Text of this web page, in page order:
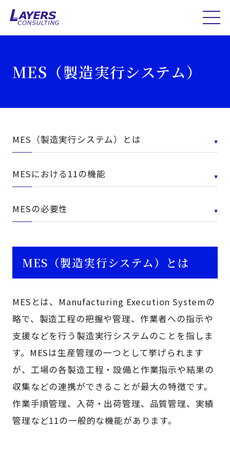
MES（製造実行システム）
MES（製造実行システム）とは
MESにおける11の機能
MESの必要性
MES（製造実行システム）とは
MESとは、Manufacturing Execution Systemの
略で、製造工程の把握や管理、作業者への指示や
支援などを行う製造実行システムのことを指しま
す。MESは生産管理の一つとして挙げられます
が、工場の各製造工程・設備と作業指示や結果の
収集などの連携ができることが最大の特徴です。
作業手順管理、入荷・出荷管理、品質管理、実績
管理など11の一般的な機能があります。